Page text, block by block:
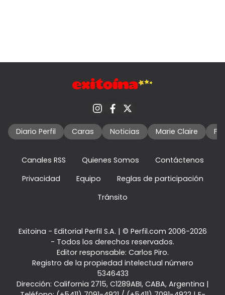
Diario Perfil Caras Noticias Marie Claire
Canales RSS Quienes Somos
Contáctenos
Privacidad
Equipo
Reglas de participación
Tránsito
Exitoina - Editorial Perfil S.A. | © Perfil.com 2006-2026
- Todos los derechos reservados.
Editor responsable: Carlos Piro.
Registro de la propiedad intelectual número
5346433
Dirección: California 2715, C1289ABI, CABA, Argentina |